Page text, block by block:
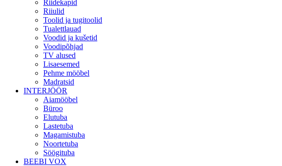
Riidekapid
Riiulid
Toolid ja tugitoolid
Tualettlauad
Voodid ja kušetid
Voodipõhjad
TV alused
Lisaesemed
Pehme mööbel
Madratsid
INTERJÖÖR
Aiamööbel
Büroo
Elutuba
Lastetuba
Magamistuba
Noortetuba
Söögituba
BEEBI VOX